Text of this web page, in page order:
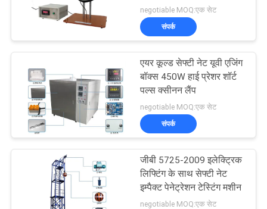
साइटमैप
POLICY
तन्यता परीक्षण मशीन
33
negotiable MOQ:एक सेट
संपर्क
एयर कूल्ड सेफ्टी नेट यूवी एजिंग
बॉक्स 450W हाई प्रेशर शॉर्ट
पल्स क्सीनन लैंप
negotiable MOQ:एक सेट
संपर्क
जीबी 5725-2009 इलेक्ट्रिक
लिफ्टिंग के साथ सेफ्टी नेट
इम्पैक्ट पेनेट्रेशन टेस्टिंग मशीन
negotiable MOQ:एक सेट